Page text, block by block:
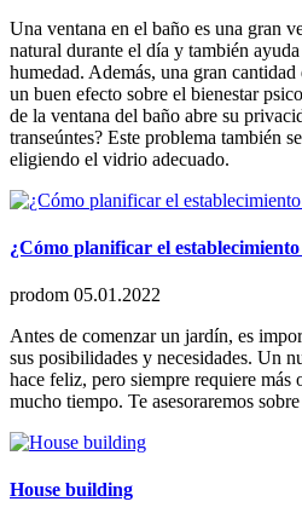
Una ventana en el baño es una gran
natural durante el día y también
humedad. Además, una gran
un buen efecto sobre el bienestar
de la ventana del baño abre su
transeúntes? Este problema también
eligiendo el vidrio adecuado.
¿Cómo planificar el
prodom 05.01.2022
Antes de comenzar un jardín, es
sus posibilidades y necesidades. Un
hace feliz, pero siempre requiere más
mucho tiempo. Te asesoraremos
House building